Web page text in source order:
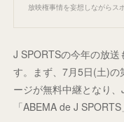
放映権事情を妄想しながらス
J SPORTSの今年の放送
す。まず、7月5日(土)
ージが無料中継となり
「ABEMA de J